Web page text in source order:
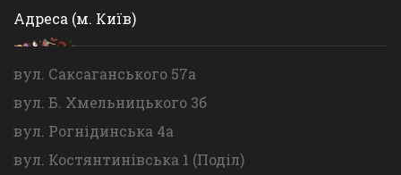
Адреса (м. Київ)
вул. Саксаганського 57а
вул. Б. Хмельницького 3б
вул. Рогнідинська 4а
вул. Костянтинівська 1 (Поділ)